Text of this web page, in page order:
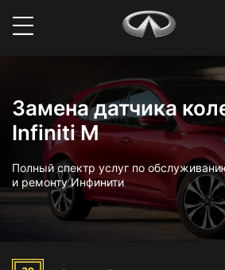
Замена датчика
Infiniti M
Полный спектр услуг по
и ремонту Инфинити